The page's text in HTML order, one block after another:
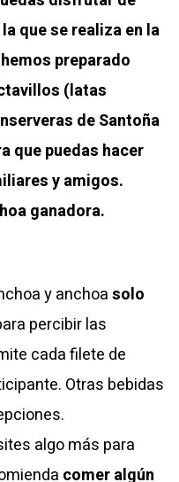
que se realiza en la
preparado
(latas
de Santoña
que puedas hacer
y amigos.
ganadora.
y anchoasolo
percibir las
cada filete de
Otras bebidas
algo más para
comer algún